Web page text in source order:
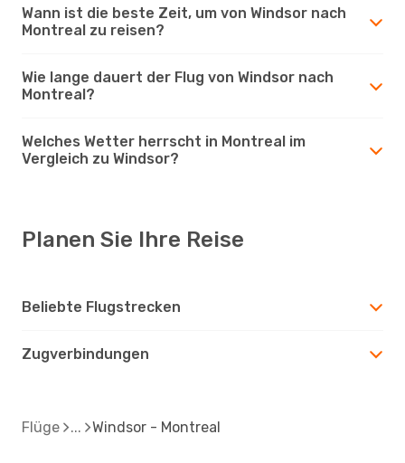
Wann ist die beste Zeit, um von Windsor nach
Montreal zu reisen?
Wie lange dauert der Flug von Windsor nach
Montreal?
Welches Wetter herrscht in Montreal im
Vergleich zu Windsor?
Planen Sie Ihre Reise
Beliebte Flugstrecken
Zugverbindungen
Flüge Windsor - Montreal